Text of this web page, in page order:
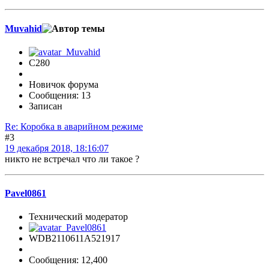
Muvahid
C280
Новичок форума
Сообщения: 13
Записан
Re: Коробка в аварийном режиме
#3
19 декабря 2018, 18:16:07
никто не встречал что ли такое ?
Pavel0861
Технический модератор
WDB2110611A521917
Сообщения: 12,400